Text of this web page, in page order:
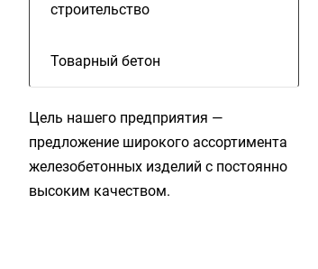
строительство
Товарный бетон
Цель нашего предприятия —
предложение широкого ассортимента
железобетонных изделий с постоянно
высоким качеством.